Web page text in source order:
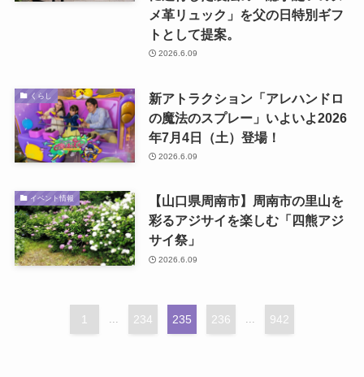
メ革リュック」を父の日特別ギフ
トとして提案。
2026.6.09
くらし
新アトラクション「アレハンドロ
の魔法のスプレー」いよいよ2026
年7月4日（土）登場！
2026.6.09
イベント情報
【山口県周南市】周南市の里山を
彩るアジサイを楽しむ「四熊アジ
サイ祭」
2026.6.09
1 234 235 236 942